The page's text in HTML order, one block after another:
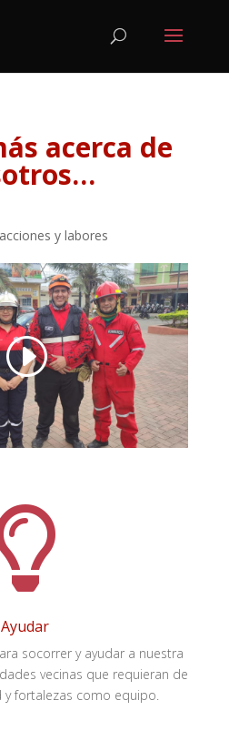
acerca de
y labores
Ayudar
socorrer y ayudar a nuestra
vecinas que requieran de
y fortalezas como equipo.